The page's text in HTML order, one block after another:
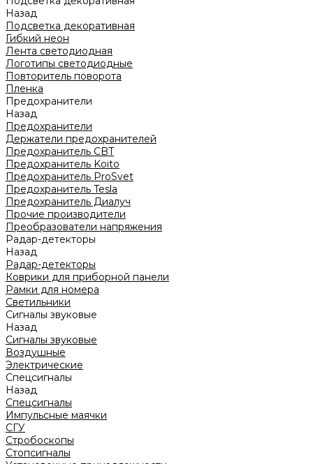
Назад
Подсветка декоративная
Гибкий неон
Лента светодиодная
Логотипы светодиодные
Повторитель поворота
Пленка
Предохранители
Назад
Предохранители
Держатели предохранителей
Предохранитель CBT
Предохранитель Koito
Предохранитель ProSvet
Предохранитель Tesla
Предохранитель Диалуч
Прочие производители
Преобразователи напряжения
Радар-детекторы
Назад
Радар-детекторы
Коврики для приборной панели
Рамки для номера
Светильники
Сигналы звуковые
Назад
Сигналы звуковые
Воздушные
Электрические
Спецсигналы
Назад
Спецсигналы
Импульсные маячки
СГУ
Стробоскопы
Стопсигналы